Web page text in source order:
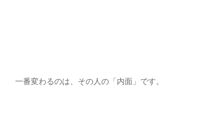
一番変わるのは、その人の「内面」です。